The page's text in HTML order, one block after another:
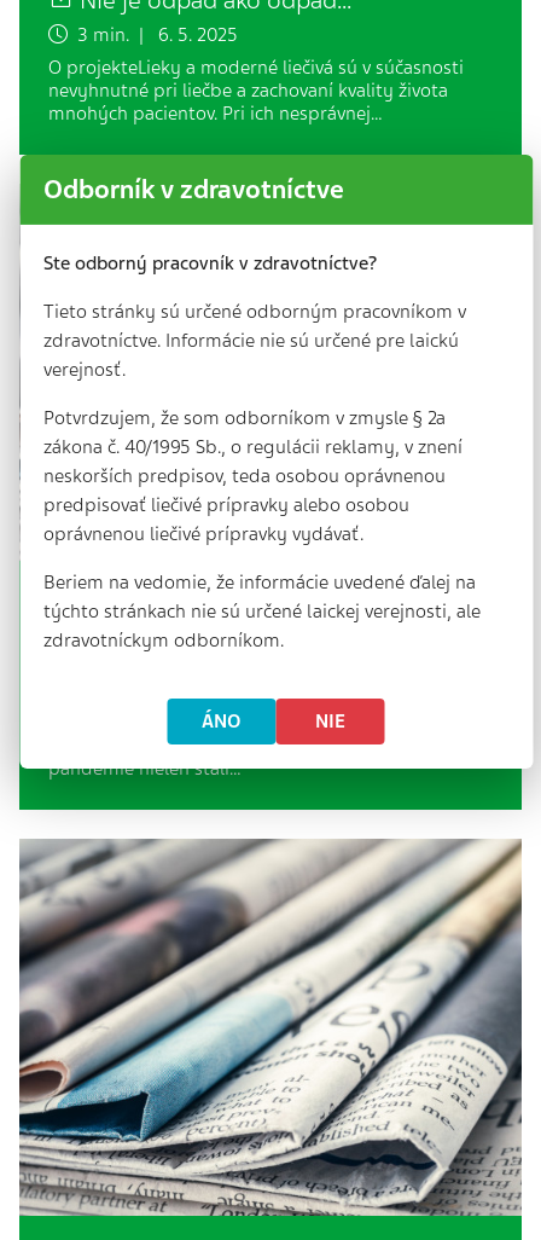
3 min. | 6. 5. 2025
O projekteLieky a moderné liečivá sú v súčasnosti
nevyhnutné pri liečbe a zachovaní kvality života
mnohých pacientov. Pri ich nesprávnej…
Farmaceuti vítajú pohľad ministra
zdravotníctva na telemedicínske výkony
Slovenská lekárnická komora víta pohľad ministra
zdravotníctva Mareka Krajčího na telemedicínu.
Lekárnici spolu sostatnými zdravotníkmi od začiatku
pandémie nielen stáli…
Odborník v zdravotníctve
Ste odborný pracovník v zdravotníctve?
Tieto stránky sú určené odborným pracovníkom v
zdravotníctve. Informácie nie sú určené pre laickú
verejnosť.
Potvrdzujem, že som odborníkom v zmysle § 2a
zákona č. 40/1995 Sb., o regulácii reklamy, v znení
neskorších predpisov, teda osobou oprávnenou
predpisovať liečivé prípravky alebo osobou
oprávnenou liečivé prípravky vydávať.
Beriem na vedomie, že informácie uvedené ďalej na
týchto stránkach nie sú určené laickej verejnosti, ale
zdravotníckym odborníkom.
ÁNO NIE